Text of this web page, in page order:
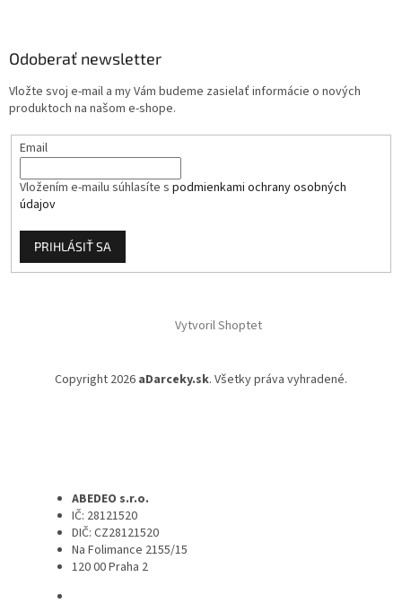
Odoberať newsletter
Vložte svoj e-mail a my Vám budeme zasielať informácie o nových
produktoch na našom e-shope.
Email
Vložením e-mailu súhlasíte s podmienkami ochrany osobných
údajov
PRIHLÁSIŤ SA
Vytvoril Shoptet
Copyright 2026 aDarceky.sk. Všetky práva vyhradené.
ABEDEO s.r.o.
IČ: 28121520
DIČ: CZ28121520
Na Folimance 2155/15
120 00 Praha 2